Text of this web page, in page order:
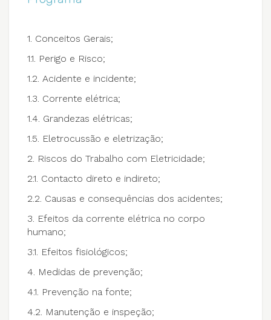
1. Conceitos Gerais;
1.1. Perigo e Risco;
1.2. Acidente e incidente;
1.3. Corrente elétrica;
1.4. Grandezas elétricas;
1.5. Eletrocussão e eletrização;
2. Riscos do Trabalho com Eletricidade;
2.1. Contacto direto e indireto;
2.2. Causas e consequências dos acidentes;
3. Efeitos da corrente elétrica no corpo
humano;
3.1. Efeitos fisiológicos;
4. Medidas de prevenção;
4.1. Prevenção na fonte;
4.2. Manutenção e inspeção;